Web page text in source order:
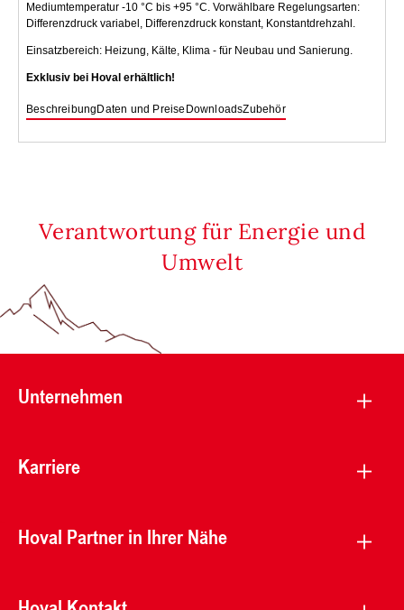
Mediumtemperatur -10 °C bis +95 °C. Vorwählbare Regelungsarten:
Differenzdruck variabel, Differenzdruck konstant, Konstantdrehzahl.
Einsatzbereich: Heizung, Kälte, Klima - für Neubau und Sanierung.
Exklusiv bei Hoval erhältlich!
Beschreibung Daten und Preise DownloadsZubehör
Verantwortung für Energie und
Umwelt
Unternehmen
Karriere
Hoval Partner in Ihrer Nähe